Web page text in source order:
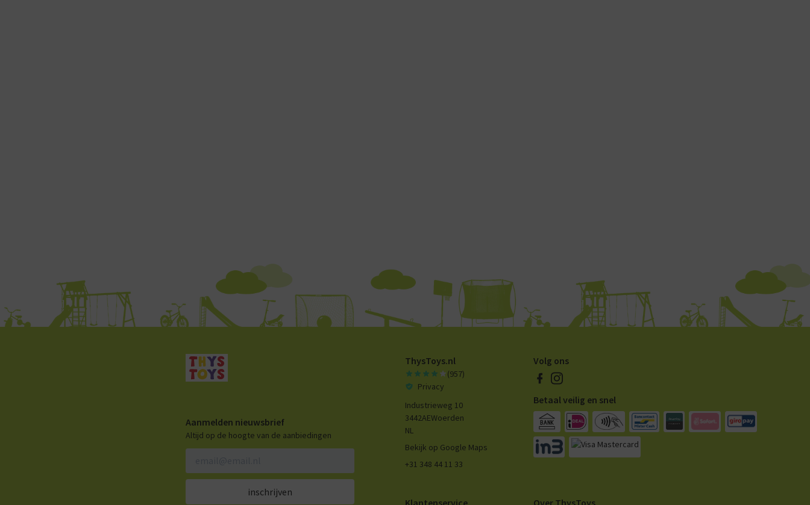
Aanmelden nieuwsbrief
Altijd op de hoogte van de aanbiedingen
inschrijven
ThysToys.nl
(957)
Privacy
Industrieweg 10
3442AEWoerden
NL
Bekijk op Google Maps
+31 348 44 11 33
Volg ons
Betaal veilig en snel